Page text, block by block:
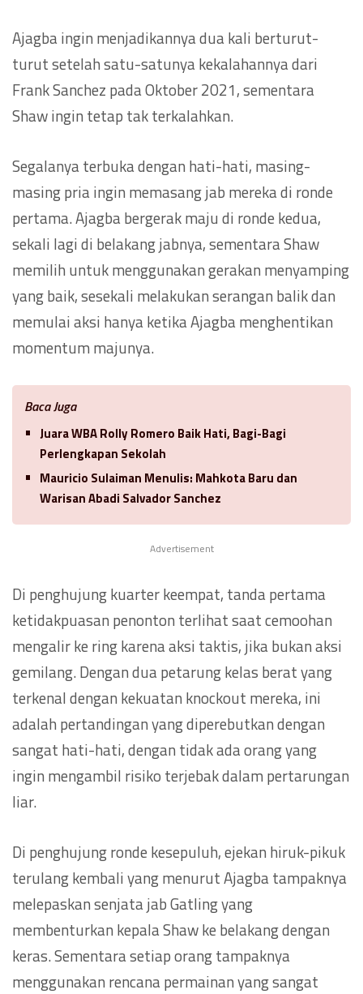
Ajagba ingin menjadikannya dua kali berturut-
turut setelah satu-satunya kekalahannya dari
Frank Sanchez pada Oktober 2021, sementara
Shaw ingin tetap tak terkalahkan.
Segalanya terbuka dengan hati-hati, masing-
masing pria ingin memasang jab mereka di ronde
pertama. Ajagba bergerak maju di ronde kedua,
sekali lagi di belakang jabnya, sementara Shaw
memilih untuk menggunakan gerakan menyamping
yang baik, sesekali melakukan serangan balik dan
memulai aksi hanya ketika Ajagba menghentikan
momentum majunya.
Baca Juga
Juara WBA Rolly Romero Baik Hati, Bagi-Bagi
Perlengkapan Sekolah
Mauricio Sulaiman Menulis: Mahkota Baru dan
Warisan Abadi Salvador Sanchez
Advertisement
Di penghujung kuarter keempat, tanda pertama
ketidakpuasan penonton terlihat saat cemoohan
mengalir ke ring karena aksi taktis, jika bukan aksi
gemilang. Dengan dua petarung kelas berat yang
terkenal dengan kekuatan knockout mereka, ini
adalah pertandingan yang diperebutkan dengan
sangat hati-hati, dengan tidak ada orang yang
ingin mengambil risiko terjebak dalam pertarungan
liar.
Di penghujung ronde kesepuluh, ejekan hiruk-pikuk
terulang kembali yang menurut Ajagba tampaknya
melepaskan senjata jab Gatling yang
membenturkan kepala Shaw ke belakang dengan
keras. Sementara setiap orang tampaknya
menggunakan rencana permainan yang sangat